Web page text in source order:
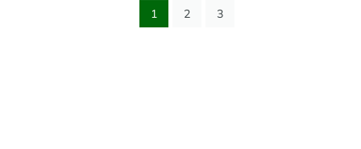
1 2 3